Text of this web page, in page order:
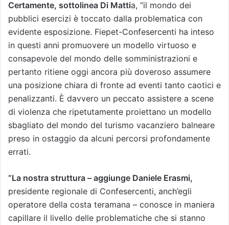
Certamente, sottolinea Di Mattia, “il mondo dei
pubblici esercizi è toccato dalla problematica con
evidente esposizione. Fiepet-Confesercenti ha inteso
in questi anni promuovere un modello virtuoso e
consapevole del mondo delle somministrazioni e
pertanto ritiene oggi ancora più doveroso assumere
una posizione chiara di fronte ad eventi tanto caotici e
penalizzanti. È davvero un peccato assistere a scene
di violenza che ripetutamente proiettano un modello
sbagliato del mondo del turismo vacanziero balneare
preso in ostaggio da alcuni percorsi profondamente
errati.
“La nostra struttura – aggiunge Daniele Erasmi,
presidente regionale di Confesercenti, anch’egli
operatore della costa teramana – conosce in maniera
capillare il livello delle problematiche che si stanno